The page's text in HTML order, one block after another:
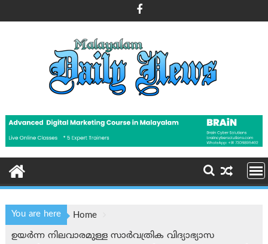
to
You are here
Home
ഉയർന്ന നിലവാരമുള്ള സാർവത്രിക വിദ്യാഭ്യാസ